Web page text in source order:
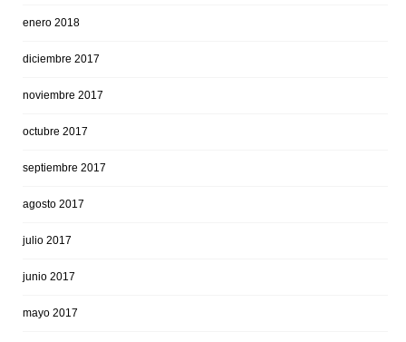
enero 2018
diciembre 2017
noviembre 2017
octubre 2017
septiembre 2017
agosto 2017
julio 2017
junio 2017
mayo 2017